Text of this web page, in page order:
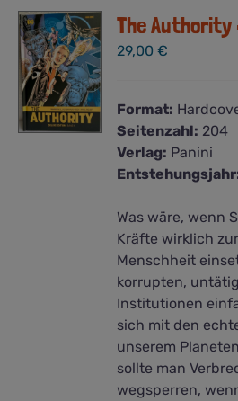
The Authority
29,00€
Format:
Seitenzahl: 204
Verlag: Panini
Was wäre, wenn
Kräfte wirklich
Menschheit
korrupten,
Institutionen
sich mit den
unserem
sollte man
wegsperren,